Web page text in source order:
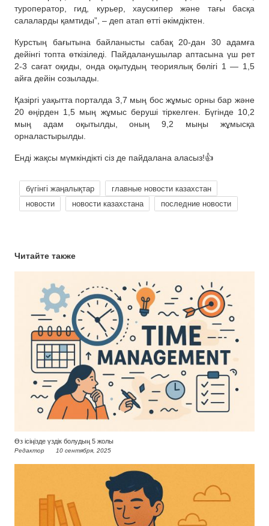
туроператор, гид, курьер, хаускипер және тағы басқа
салаларды қамтиды”, – деп атап өтті әкімдіктен.
Курстың бағытына байланысты сабақ 20-дан 30 адамға
дейінгі топта өткізіледі. Пайдаланушылар аптасына үш рет
2-3 сағат оқиды, онда оқытудың теориялық бөлігі 1 — 1,5
айға дейін созылады.
Қазіргі уақытта порталда 3,7 мың бос жұмыс орны бар және
20 өңірден 1,5 мың жұмыс беруші тіркелген. Бүгінде 10,2
мың адам оқытылды, оның 9,2 мыңы жұмысқа
орналастырылды.
Енді жақсы мүмкіндікті сіз де пайдалана аласыз!👍
бүгінгі жаңалықтар
главные новости казахстан
новости
новости казахстана последние новости
Читайте также
Өз ісіңізде үздік болудың 5 жолы
Редактор 10 сентября, 2025